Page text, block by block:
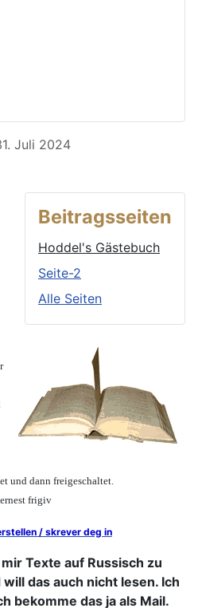
Juli 2024
Beitragsseiten
Hoddel's Gästebuch
Seite-2
Alle Seiten
und dann freigeschaltet.
frigiv
/ skrever deg in
Texte auf Russisch zu
das auch nicht lesen. Ich
bekomme das ja als Mail.